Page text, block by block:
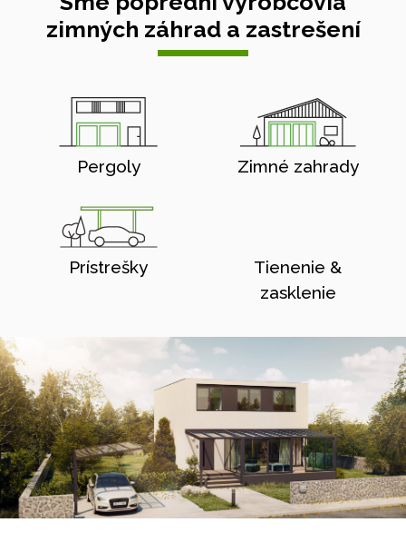
zimných záhrad a zastrešení
Pergoly Zimné zahrady
Prístrešky
Tienenie &
zasklenie